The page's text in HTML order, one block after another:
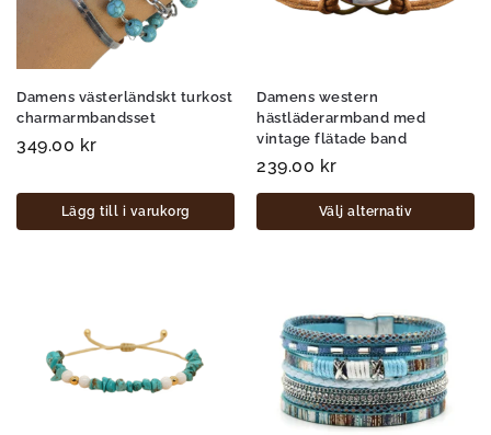
Damens västerländskt turkost
charmarmbandsset
349.00 kr
Lägg till i varukorg
Damens western
hästläderarmband med
vintage flätade band
239.00 kr
Välj alternativ